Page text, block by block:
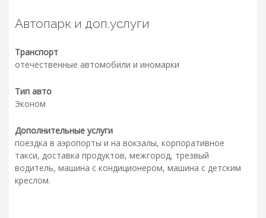
Автопарк и доп.услуги
Транспорт
отечественные автомобили и иномарки
Тип авто
Эконом
Дополнительные услуги
поездка в аэропорты и на вокзалы, корпоративное
такси, доставка продуктов, межгород, трезвый
водитель, машина с кондиционером, машина с детским
креслом.